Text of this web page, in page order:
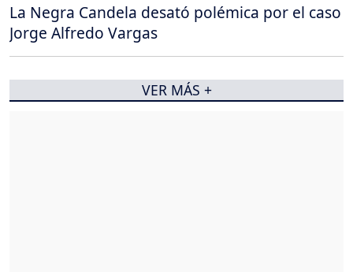
La Negra Candela desató polémica por el caso
Jorge Alfredo Vargas
VER MÁS +